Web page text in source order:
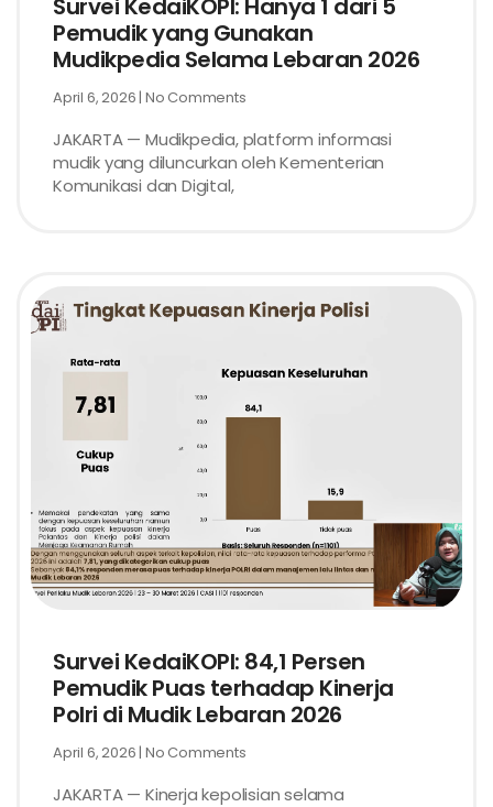
Survei KedaiKOPI: Hanya 1 dari 5
Pemudik yang Gunakan
Mudikpedia Selama Lebaran 2026
April 6, 2026 No Comments
JAKARTA — Mudikpedia, platform informasi
mudik yang diluncurkan oleh Kementerian
Komunikasi dan Digital,
Survei KedaiKOPI: 84,1 Persen
Pemudik Puas terhadap Kinerja
Polri di Mudik Lebaran 2026
April 6, 2026 No Comments
JAKARTA — Kinerja kepolisian selama